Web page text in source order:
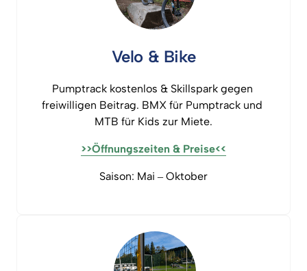
Velo & Bike
Pumptrack kostenlos & Skillspark
freiwilligen Beitrag. BMX für Pumptrack
MTB für Kids zur Miete.
>>Öffnungszeiten & Preise<<
Saison: Mai ‒ Oktober